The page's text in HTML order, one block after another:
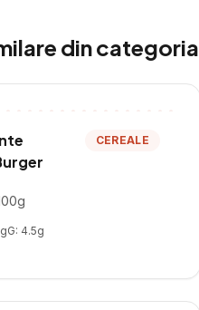
din categoria
CEREALE
gG: 4.5g